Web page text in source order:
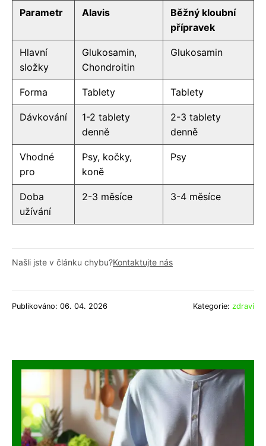
Parametr Alavis
Běžný kloubní
přípravek
Hlavní
složky
Glukosamin,
Chondroitin
Glukosamin
Forma Tablety Tablety
Dávkování
1-2 tablety
denně
2-3 tablety
denně
Vhodné
pro
Psy, kočky,
koně
Psy
Doba
užívání
2-3 měsíce 3-4 měsíce
Našli jste v článku chybu?Kontaktujte nás
Publikováno: 06. 04. 2026 Kategorie: zdraví